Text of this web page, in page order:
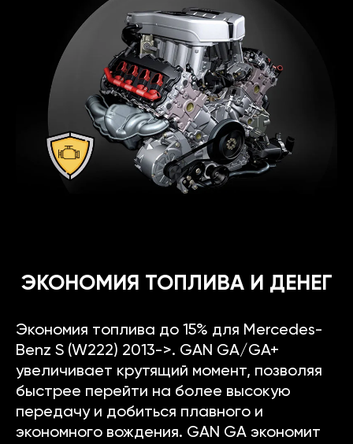
ЭКОНОМИЯ ТОПЛИВА И ДЕНЕГ
Экономия топлива до 15% для Mercedes-
Benz S (W222) 2013->. GAN GA/GA+
увеличивает крутящий момент, позволяя
быстрее перейти на более высокую
передачу и добиться плавного и
экономного вождения. GAN GA экономит